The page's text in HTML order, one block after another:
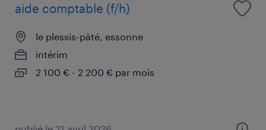
aide comptable (f/h)
le plessis-pâté, essonne
intérim
2 100 € - 2 200 € par mois